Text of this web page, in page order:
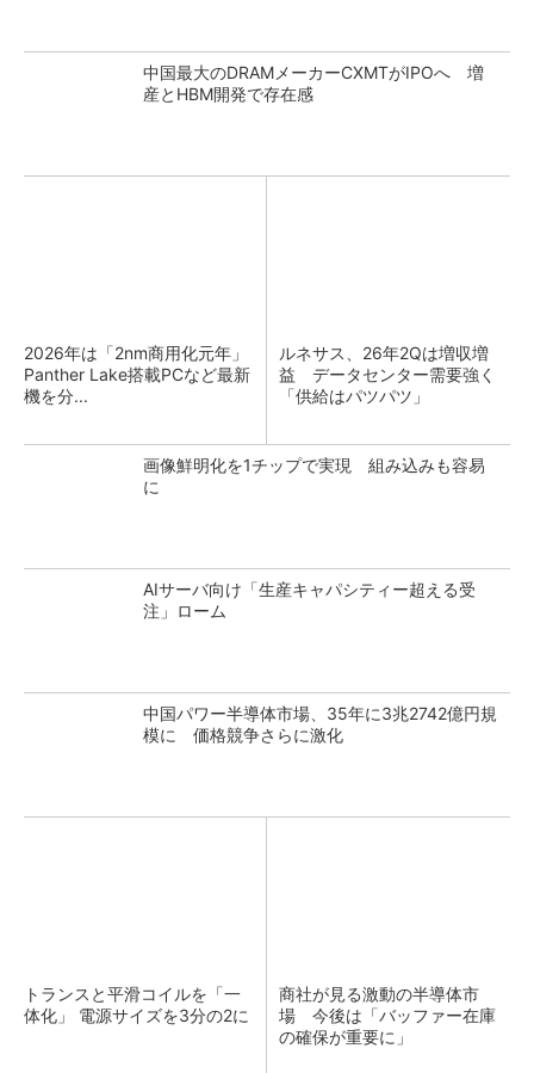
中国最大のDRAMメーカーCXMTがIPOへ 増
産とHBM開発で存在感
2026年は「2nm商用化元年」
Panther Lake搭載PCなど最新
機を分...
ルネサス、26年2Qは増収増
益 データセンター需要強く
「供給はパツパツ」
画像鮮明化を1チップで実現 組み込みも容易
に
AIサーバ向け「生産キャパシティー超える受
注」ローム
中国パワー半導体市場、35年に3兆2742億円規
模に 価格競争さらに激化
トランスと平滑コイルを「一
体化」 電源サイズを3分の2に
商社が見る激動の半導体市
場 今後は「バッファー在庫
の確保が重要に」